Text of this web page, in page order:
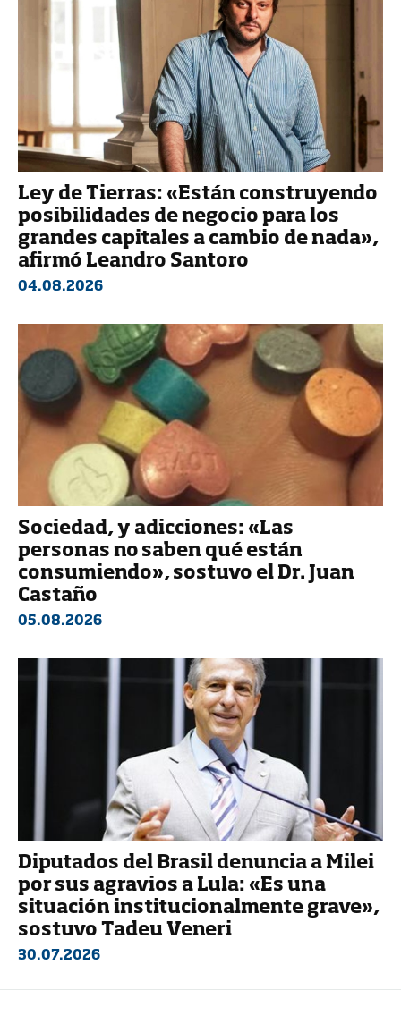
Ley de Tierras: «Están construyendo
posibilidades de negocio para los
grandes capitales a cambio de nada»,
afirmó Leandro Santoro
04.08.2026
Sociedad, y adicciones: «Las
personas no saben qué están
consumiendo», sostuvo el Dr. Juan
Castaño
05.08.2026
Diputados del Brasil denuncia a Milei
por sus agravios a Lula: «Es una
situación institucionalmente grave»,
sostuvo Tadeu Veneri
30.07.2026